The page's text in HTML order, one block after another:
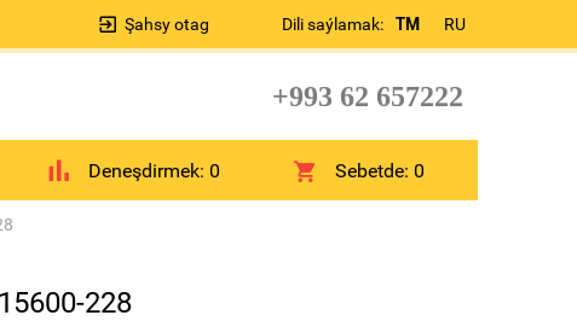
Dili saýlamak: TM RU
Şahsy otag
+993 62 657222
Deneşdirmek: 0 Sebetde:0
228